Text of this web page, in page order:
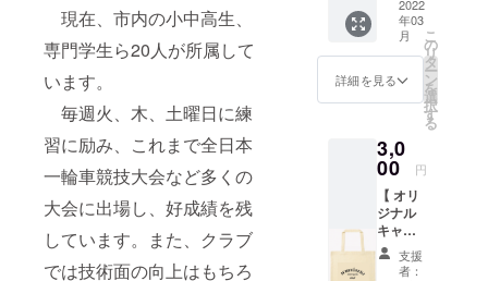
現在、市内の小中高生、
専門学生ら20人が所属して
います。
毎週火、木、土曜日に練
習に励み、これまで全日本
一輪車競技大会など多くの
大会に出場し、好成績を残
しています。また、クラブ
では技術面の向上はもちろ
が入る
予定で
す。
い」、
「発表
会を
帰って
からも
い」、
そんな
あなた
に、今
回の発
表会
DVDを
送らせ
2022
年03
月
詳細を見る
こ
の
リ
タ
ー
ン
を
選
択
す
る
3,0
00 円
【 オリ
ジナル
キャン
パス
トート
支援
者：